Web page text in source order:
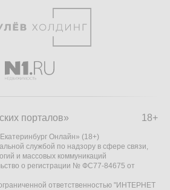
18+
порталов»
Онлайн» (18+)
службой по надзору в сфере связи,
и массовых коммуникаций
о регистрации № ФС77-84675 от
ответственностью "ИНТЕРНЕТ